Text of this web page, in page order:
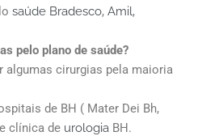
saúde Bradesco, Amil,
pelo plano de saúde?
algumas cirurgias pela maioria
de BH ( Mater Dei Bh,
clínica de urologia BH.